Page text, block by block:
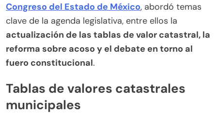
Congreso del Estado de México, abordó temas
clave de la agenda legislativa, entre ellos la
actualización de las tablas de valor catastral, la
reforma sobre acoso y el debate en torno al
fuero constitucional.
Tablas de valores catastrales
municipales